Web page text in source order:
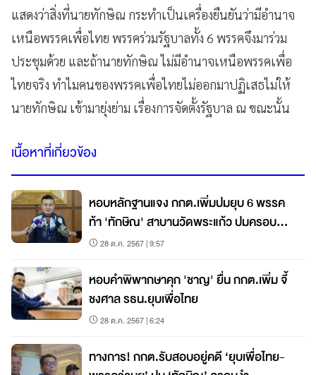
แสดงว่าสิ่งที่นายทักษิณ กระทำเป็นเครื่องยืนยันว่ามีอำนาจ
เหนือพรรคเพื่อไทย พรรคร่วมรัฐบาลทั้ง 6 พรรคจึงมาร่วม
ประชุมด้วย และถ้านายทักษิณ ไม่มีอำนาจเหนือพรรคเพื่อ
ไทยจริง ทำไมคนของพรรคเพื่อไทยไม่ออกมาปฏิเสธไม่ให้
นายทักษิณ เข้ามายุ่งย่าม เรื่องการจัดตั้งรัฐบาล ณ ขณะนั้น
เนื้อหาที่เกี่ยวข้อง
หอบหลักฐานแจง กกต.เพิ่มปมยุบ 6 พรรค
ท้า 'ทักษิณ' สาบานวัดพระแก้ว ปมครอบงำ
พท.28 ต.ค. 2567 | 9:57
หอบคำพิพากษาคุก 'ชาญ' ยื่น กกต.เพิ่ม จี้
ชงศาล รธน.ยุบเพื่อไทย
28 ต.ค. 2567 | 6:24
ทางการ! กกต.รับสอบอยู่คดี ‘ยุบเพื่อไทย-